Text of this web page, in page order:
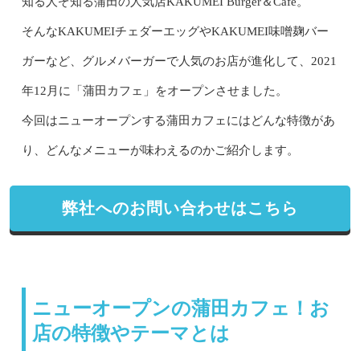
そんなKAKUMEIチェダーエッグやKAKUMEI味噌麹バー
ガーなど、グルメバーガーで人気のお店が進化して、2021
年12月に「蒲田カフェ」をオープンさせました。
今回はニューオープンする蒲田カフェにはどんな特徴があ
り、どんなメニューが味わえるのかご紹介します。
弊社へのお問い合わせはこちら
ニューオープンの蒲田カフェ！お
店の特徴やテーマとは